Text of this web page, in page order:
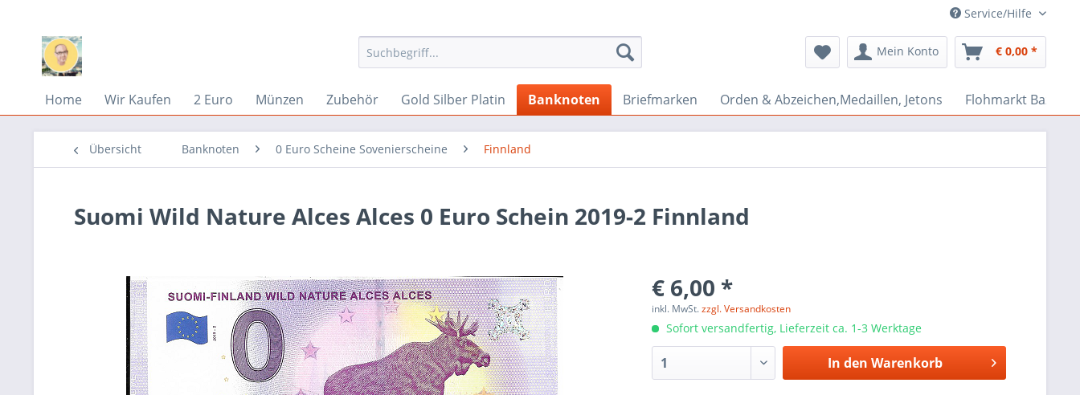
Service/Hilfe
Mein Konto € 0,00 *
Home Wir Kaufen 2 Euro Münzen Zubehör Gold Silber Platin Banknoten Briefmarken Orden & Abzeichen,Medaillen, Jetons Flohmarkt Bazar
Übersicht Banknoten 0 Euro Scheine Sovenierscheine Finnland
Suomi Wild Nature Alces Alces 0 Euro Schein 2019-2 Finnland
€ 6,00 *
inkl. MwSt.zzgl. Versandkosten
Sofort versandfertig, Lieferzeit ca. 1-3 Werktage
In den Warenkorb